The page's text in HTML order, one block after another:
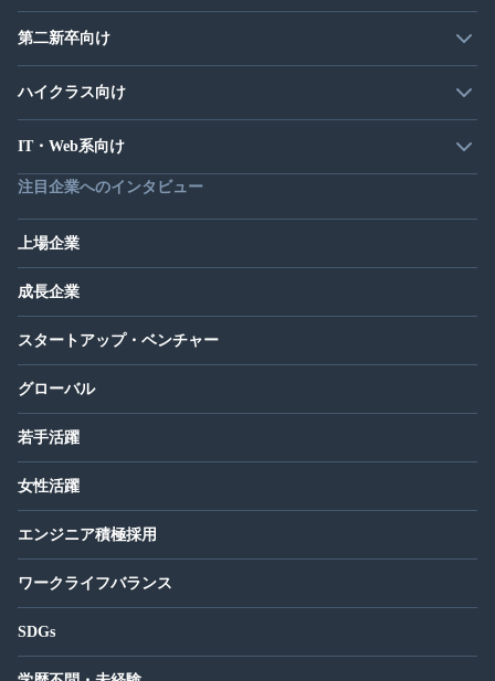
第二新卒向け
ハイクラス向け
IT・Web系向け
注目企業へのインタビュー
上場企業
成長企業
スタートアップ・ベンチャー
グローバル
若手活躍
女性活躍
エンジニア積極採用
ワークライフバランス
SDGs